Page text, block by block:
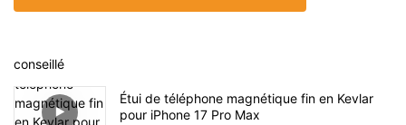
conseillé
Étui de téléphone magnétique fin en Kevlar
pour iPhone 17 Pro Max